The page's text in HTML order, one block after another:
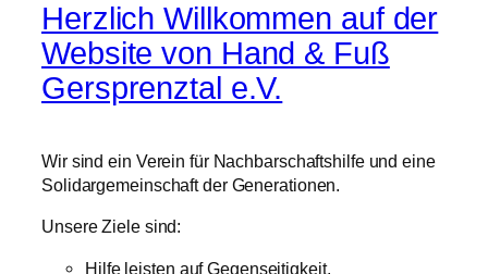
Herzlich Willkommen auf der
Website von Hand & Fuß
Gersprenztal e.V.
Wir sind ein Verein für Nachbarschaftshilfe und eine
Solidargemeinschaft der Generationen.
Unsere Ziele sind:
Hilfe leisten auf Gegenseitigkeit.